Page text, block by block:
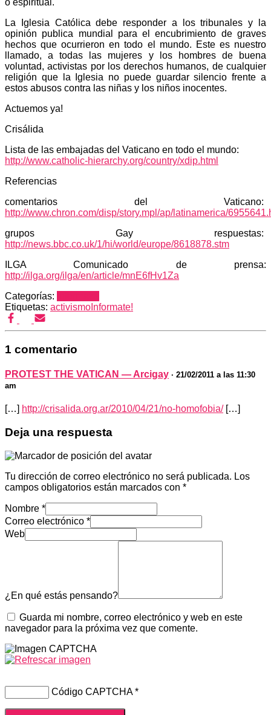
La Iglesia Católica debe responder a los tribunales y la
opinión publica mundial para el encubrimiento de graves
hechos que ocurrieron en todo el mundo. Este es nuestro
llamado, a todas las mujeres y los hombres de buena
voluntad, activistas por los derechos humanos, de cualquier
religión que la Iglesia no puede guardar silencio frente a
estos abusos contra las niñas y los niños inocentes.
Actuemos ya!
Crisálida
Lista de las embajadas del Vaticano en todo el mundo:
http://www.catholic-hierarchy.org/country/xdip.html
Referencias
comentarios del Vaticano:
http://www.chron.com/disp/story.mpl/ap/latinamerica/
grupos Gay respuestas:
http://news.bbc.co.uk/1/hi/world/europe/8618878.stm
ILGA Comunicado de prensa:
http://ilga.org/ilga/en/article/mnE6fHv1Za
Categorías:
Etiquetas: activismo Informate!
1 comentario
PROTEST THE VATICAN — Arcigay · 21/02/2011 a las 11:30
am
[…] http://crisalida.org.ar/2010/04/21/no-homofobia/[…]
Deja una respuesta
Tu dirección de correo electrónico no será publicada. Los
campos obligatorios están marcados con *
Nombre *
Correo electrónico *
Web
¿En qué estás pensando?
Guarda mi nombre, correo electrónico y web en este
navegador para la próxima vez que comente.
Código CAPTCHA*